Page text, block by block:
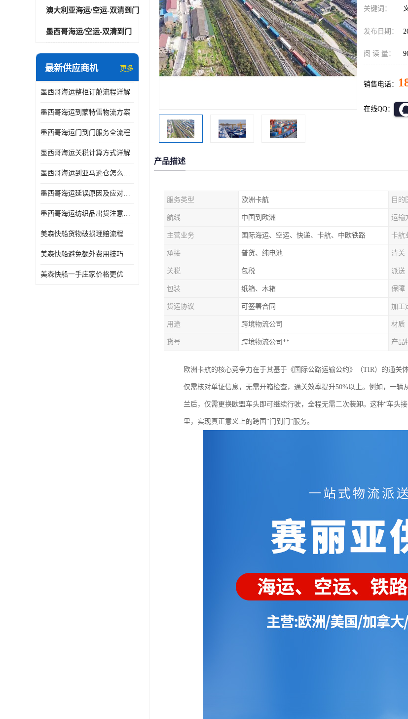
澳大利亚海运/空运-双清到门
墨西哥海运/空运-双清到门
最新供应商机 更多
墨西哥海运整柜订舱流程详解
墨西哥海运到蒙特雷物流方案
墨西哥海运门到门服务全流程
墨西哥海运关税计算方式详解
墨西哥海运到亚马逊仓怎么操作
墨西哥海运延误原因及应对办法
墨西哥海运纺织品出货注意事项
美森快船货物破损理赔流程
美森快船避免额外费用技巧
美森快船一手庄家价格更优
关键词：
发布日期：
阅 读 量：
销售电话：
在线QQ：
产品描述
服务类型 欧洲卡航 目的
航线 中国到欧洲 运输
主营业务 国际海运、空运、快递、卡航、中欧铁路 卡航
承接 普货、纯电池 清关
关税 包税 派送
包装 纸箱、木箱 保障
货运协议 可签署合同 加工
用途 跨境物流公司 材质
货号 跨境物流公司** 产品
欧洲卡航的核心竞争力在于其基于《国际公路运输公约》（TIR）的通
仅需核对单证信息，无需开箱检查，通关效率提升50%以上。例如，一
兰后，仅需更换欧盟车头即可继续行驶，全程无需二次装卸。这种“车头
里，实现真正意义上的跨国“门到门”服务。